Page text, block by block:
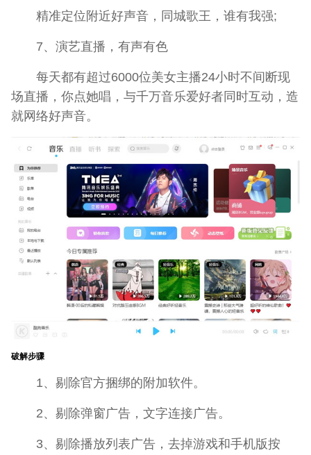
精准定位附近好声音，同城歌王，谁有我强;
7、演艺直播，有声有色
每天都有超过6000位美女主播24小时不间断现
场直播，你点她唱，与千万音乐爱好者同时互动，造
就网络好声音。
破解步骤
1、剔除官方捆绑的附加软件。
2、剔除弹窗广告，文字连接广告。
3、剔除播放列表广告，去掉游戏和手机版按